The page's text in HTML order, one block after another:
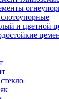
и цветной